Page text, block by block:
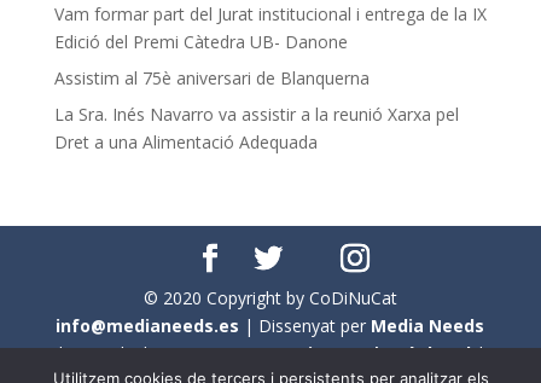
Vam formar part del Jurat institucional i entrega de la IX
Edició del Premi Càtedra UB- Danone
Assistim al 75è aniversari de Blanquerna
La Sra. Inés Navarro va assistir a la reunió Xarxa pel
Dret a una Alimentació Adequada
© 2020 Copyright by CoDiNuCat
info@medianeeds.es | Dissenyat per Media Needs
| Tots els drets reservats aCoDiNuCat |Avís legal|
Utilitzem cookies de tercers i persistents per analitzar els